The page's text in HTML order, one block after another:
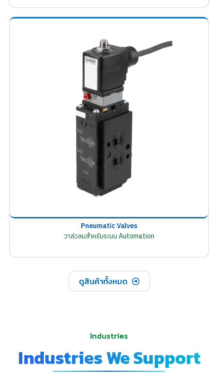
Pneumatic Valves
วาล์วลมสำหรับระบบ Automation
ดูสินค้าทั้งหมด
Industries
Industries We Support